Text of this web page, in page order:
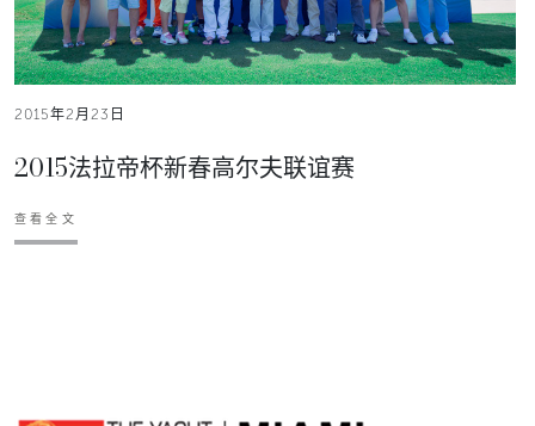
2015年2月23日
2015法拉帝杯新春高尔夫联谊赛
查看全文